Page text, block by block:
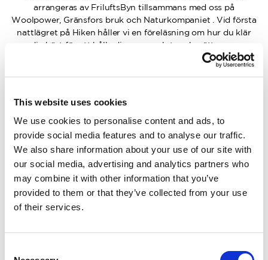
This website uses cookies
We use cookies to personalise content and ads, to
provide social media features and to analyse our traffic.
We also share information about your use of our site with
our social media, advertising and analytics partners who
may combine it with other information that you’ve
provided to them or that they’ve collected from your use
of their services.
arrangeras av FriluftsByn tillsammans med oss på
Woolpower, Gränsfors bruk och Naturkompaniet . Vid första
nattlägret på Hiken håller vi en föreläsning om hur du klär
dig bäst för att hålla dig varm och torr, berättar om
Woolpower och tillsammans skapar vi av spillmaterial från
med makalös natur, skön gemenskap, friluftsskolor och
härligt firande på After-Hike!
På hogakustenhike.se kan du läsa mer och anmäla dig till
hiken.
En bra strumpa ger en bättre